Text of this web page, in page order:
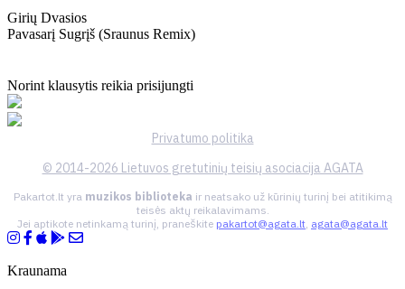
Girių Dvasios
Pavasarį Sugrįš (sraunus Remix)
Norint klausytis reikia prisijungti
Privatumo politika
© 2014-2026 Lietuvos gretutinių teisių asociacija AGATA
Pakartot.lt yra muzikos biblioteka ir neatsako už kūrinių turinį bei atitikimą
teisės aktų reikalavimams.
Jei aptikote netinkamą turinį, praneškite pakartot@agata.lt, agata@agata.lt
Kraunama